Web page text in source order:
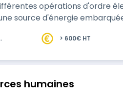
opérations d'ordre
source d'énergie
> 600€ HT
humaines